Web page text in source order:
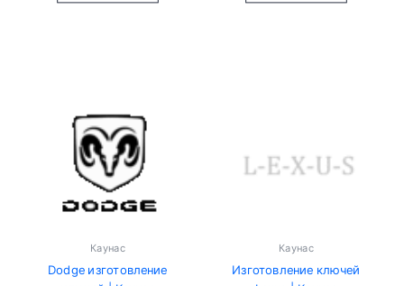
Каунас
Dodge изготовление
Каунас
Изготовление ключей